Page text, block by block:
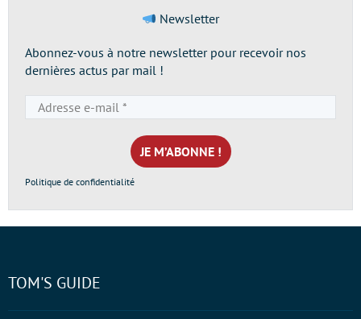
Newsletter
Abonnez-vous à notre newsletter pour recevoir nos
dernières actus par mail !
e-
mail
*
Politique de confidentialité
TOM'S GUIDE